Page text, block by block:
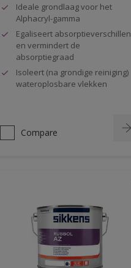
Ideale grondlaag voor het
Alphacryl-gamma
Egaliseert absorptieverschillen
en vermindert de
absorptiegraad
Isoleert (na grondige reiniging)
wateroplosbare vlekken
Compare